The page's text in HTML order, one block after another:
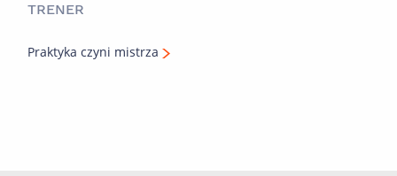
TRENER
Praktyka czyni mistrza